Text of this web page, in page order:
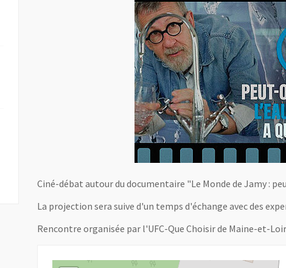
Ciné-débat autour du documentaire "Le Monde de Jamy :
La projection sera suive d'un temps d'échange avec des
Rencontre organisée par l'UFC-Que Choisir de Maine-et-